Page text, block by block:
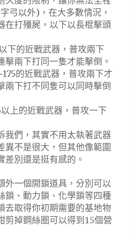
弓以外) ，在大多數情況，
在打殭屍，以下以長棍擊頭
下的近戰武器，普攻兩下
擊兩下打同一隻才能擊倒。
的近戰武器，普攻兩下才
兩下打不同隻可以同時擊倒
以上的近戰武器，普攻一下
們，其實不用太執著武器
異不是很大，但其他像範圍
差別還是挺有感的。
一個開鎖道具，分別可以
鎖、動力鎖、化學鎖等四種
去取得你初期需要的基地物
剪掉鋼絲圈可以得到15個營